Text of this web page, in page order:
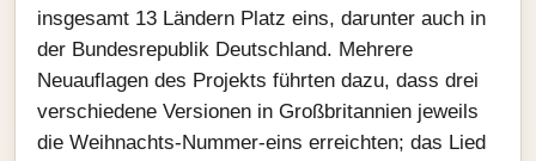
insgesamt 13 Ländern Platz eins, darunter auch in
der Bundesrepublik Deutschland. Mehrere
Neuauflagen des Projekts führten dazu, dass drei
verschiedene Versionen in Großbritannien jeweils
die Weihnachts-Nummer-eins erreichten; das Lied